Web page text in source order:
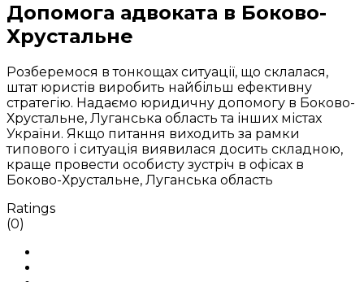
Допомога адвоката в Боково-
Хрустальне
Розберемося в тонкощах ситуації, що склалася,
штат юристів виробить найбільш ефективну
стратегію. Надаємо юридичну допомогу в Боково-
Хрустальне, Луганська область та інших містах
України. Якщо питання виходить за рамки
типового і ситуація виявилася досить складною,
краще провести особисту зустріч в офісах в
Боково-Хрустальне, Луганська область
Ratings
(0)